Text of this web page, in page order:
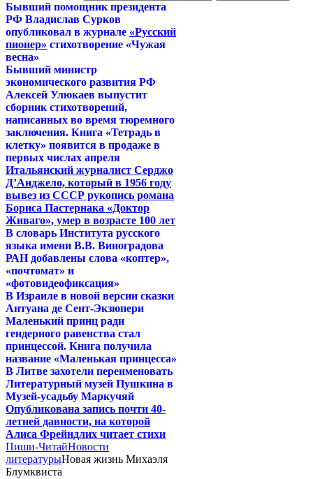
Бывший помощник президента
РФ Владислав Сурков
опубликовал в журнале «Русский
пионер» стихотворение «Чужая
весна»
Бывший министр
экономического развития РФ
Алексей Улюкаев выпустит
сборник стихотворений,
написанных во время тюремного
заключения. Книга «Тетрадь в
клетку» появится в продаже в
первых числах апреля
Итальянский журналист Серджо
Д’Анджело, который в 1956 году
вывез из СССР рукопись романа
Бориса Пастернака «Доктор
Живаго», умер в возрасте 100 лет
В словарь Института русского
языка имени В.В. Виноградова
РАН добавлены слова «коптер»,
«почтомат» и
«фотовидеофиксация»
В Израиле в новой версии сказки
Антуана де Сент-Экзюпери
Маленький принц ради
гендерного равенства стал
принцессой. Книга получила
название «Маленькая принцесса»
В Литве захотели переименовать
Литературный музей Пушкина в
Музей-усадьбу Маркучяй
Опубликована запись почти 40-
летней давности, на которой
Алиса Фрейндлих читает стихи
Пиши-ЧитайНовости
литературыНовая жизнь Михаэля
Блумквиста